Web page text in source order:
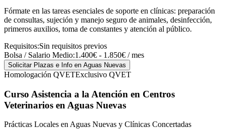
Fórmate en las tareas esenciales de soporte en clínicas: preparación
de consultas, sujeción y manejo seguro de animales, desinfección,
primeros auxilios, toma de constantes y atención al público.
Requisitos:Sin requisitos previos
Bolsa / Salario Medio:1.400€ - 1.850€ / mes
Solicitar Plazas e Info en Aguas Nuevas
Homologación QVETExclusivo QVET
Curso Asistencia a la Atención en Centros
Veterinarios en Aguas Nuevas
Prácticas Locales en Aguas Nuevas y Clínicas Concertadas